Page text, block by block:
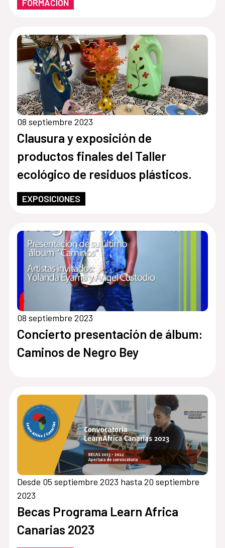
FORMACIÓN
08 septiembre 2023
Clausura y exposición de
productos finales del Taller
ecológico de residuos plásticos.
EXPOSICIONES
08 septiembre 2023
Concierto presentación de álbum:
Caminos de Negro Bey
Desde 05 septiembre 2023 hasta 20 septiembre
2023
Becas Programa Learn Africa
Canarias 2023